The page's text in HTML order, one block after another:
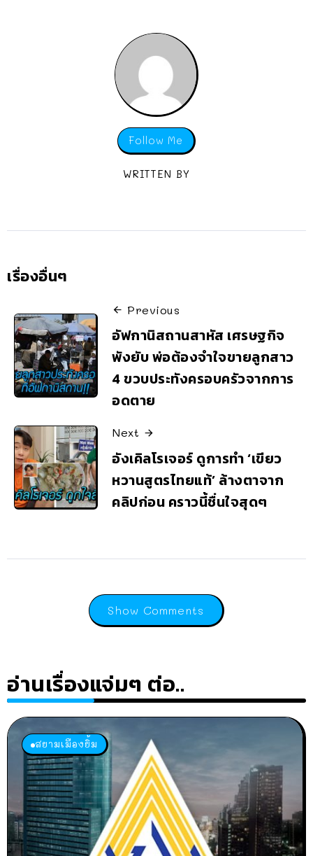
Follow Me
WRITTEN BY
เรื่องอื่นๆ
Previous
อัฟกานิสถานสาหัส เศรษฐกิจ
พังยับ พ่อต้องจำใจขายลูกสาว
4 ขวบประทังครอบครัวจากการ
อดตาย
Next
อังเคิลโรเจอร์ ดูการทำ ‘เขียว
หวานสูตรไทยแท้’ ล้างตาจาก
คลิปก่อน คราวนี้ชื่นใจสุดๆ
Show Comments
อ่านเรื่องแจ่มๆ ต่อ..
สยามเมืองยิ้ม